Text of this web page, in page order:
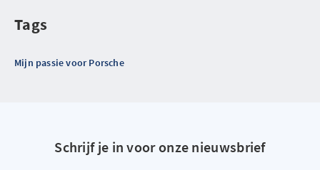
Tags
Mijn passie voor Porsche
Schrijf je in voor onze nieuwsbrief